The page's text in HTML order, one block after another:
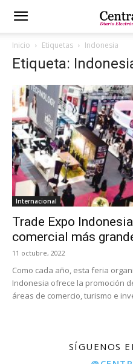
Inicio Etiquetas Indonesia
Etiqueta:
Internacional
Trade Expo
comercial más
11 octubre, 2022
Como cada año, esta feria
Indonesia ofrece la promoción
áreas de comercio, turismo e
SÍGUENOS